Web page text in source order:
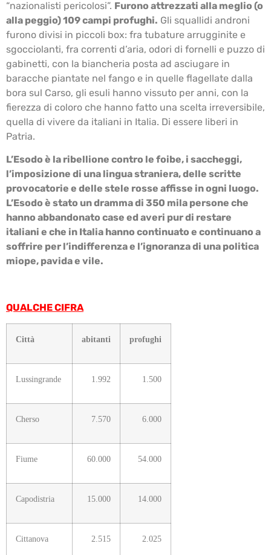
“nazionalisti pericolosi”. Furono attrezzati alla meglio (o
alla peggio) 109 campi profughi. Gli squallidi androni
furono divisi in piccoli box: fra tubature arrugginite e
sgocciolanti, fra correnti d’aria, odori di fornelli e puzzo di
gabinetti, con la biancheria posta ad asciugare in
baracche piantate nel fango e in quelle flagellate dalla
bora sul Carso, gli esuli hanno vissuto per anni, con la
fierezza di coloro che hanno fatto una scelta irreversibile,
quella di vivere da italiani in Italia. Di essere liberi in
Patria.
L’Esodo è la ribellione contro le foibe, i saccheggi,
l’imposizione di una lingua straniera, delle scritte
provocatorie e delle stele rosse affisse in ogni luogo.
L’Esodo è stato un dramma di 350 mila persone che
hanno abbandonato case ed averi pur di restare
italiani e che in Italia hanno continuato e continuano a
soffrire per l’indifferenza e l’ignoranza di una politica
miope, pavida e vile.
QUALCHE CIFRA
Città abitanti profughi
Lussingrande 1.992 1.500
Cherso 7.570 6.000
Fiume 60.000 54.000
Capodistria 15.000 14.000
Cittanova 2.515 2.025